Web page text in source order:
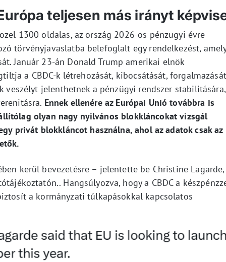
teljesen más irányt
1300 oldalas, az ország 2026-os pénzügyi évre
törvényjavaslatba belefoglalt egy rendelkezést,
Január 23-án Donald Trump amerikai elnök
a CBDC-k létrehozását, kibocsátását, forgalmazását
veszélyt jelenthetnek a pénzügyi rendszer stabilitására,
Ennek ellenére az Európai Unió továbbra is
olyan nagy nyilvános blokkláncokat vizsgál
privát blokkláncot használna, ahol az adatok csak az
kerül bevezetésre – jelentette be Christine Lagarde,
Hangsúlyozva, hogy a CBDC a
a kormányzati túlkapásokkal kapcsolatos